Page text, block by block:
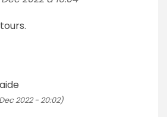
2022 - 20:02)